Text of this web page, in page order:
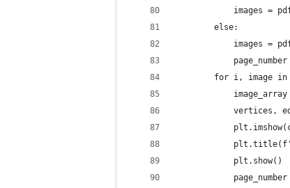
images =
        else:
images =
page_number
for i, image
image_array
vertices,
            plt.show()
page_number